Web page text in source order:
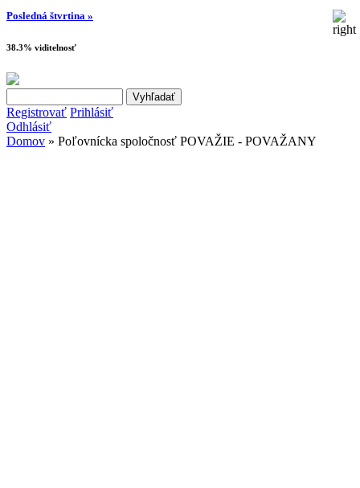
Posledná štvrtina »
38.3% viditelnosť
Vyhľadávanie
Registrovať Prihlásiť
Odhlásiť
Domov » Poľovnícka spoločnosť POVAŽIE - POVAŽANY